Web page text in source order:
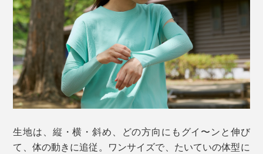
生地は、縦・横・斜め、どの方向にもグイ〜ンと伸び
て、体の動きに追従。ワンサイズで、たいていの体型に